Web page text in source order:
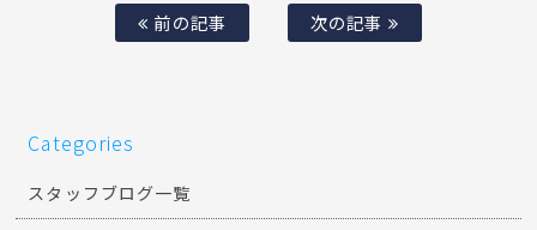
前の記事 次の記事
Categories
スタッフブログ一覧